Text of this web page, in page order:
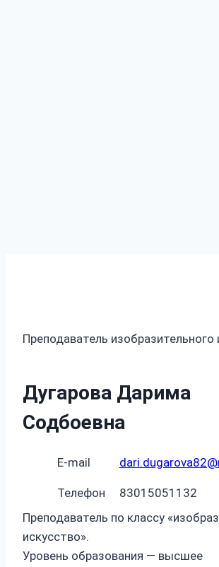
Преподаватель изобразительного
Дугарова Дарима
Содбоевна
E-mail
Телефон
83015051132
Преподаватель по классу
искусство».
Уровень образования — высшее